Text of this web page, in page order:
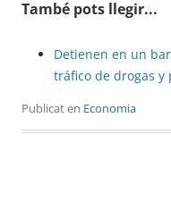
També pots llegir...
Detienen en un
tráfico de drogas
Publicat en Economia